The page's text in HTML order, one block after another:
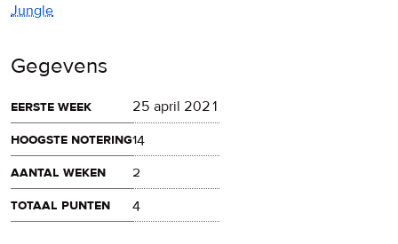
Jungle
Gegevens
eerste week
25 april 2021
hoogste notering14
aantal weken
2
totaal punten
4